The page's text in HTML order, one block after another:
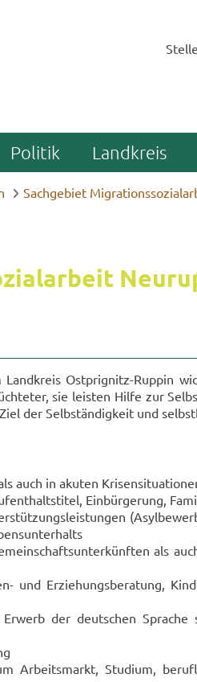
Politik Landkreis
Sachgebiet
Land­kreis Ostprignitz-​Ruppin
sie leis­ten Hilfe zur
der Selb­stän­dig­keit und
auch in aku­ten
Ein­bür­ge­rung,
als
und Er­zie­hungs­be­ra­tung,
der deut­schen
Ar­beits­markt, Stu­di­um,